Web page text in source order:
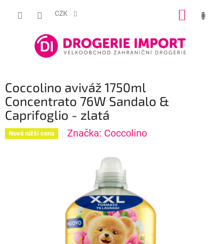
CZK
Coccolino aviváž 1750ml
Concentrato 76W Sandalo &
Caprifoglio - zlatá
Nová nižší cena Značka: Coccolino